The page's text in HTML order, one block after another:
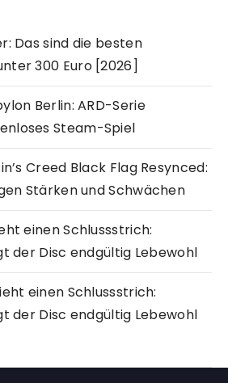
Das sind die besten
300 Euro [2026]
Berlin: ARD-Serie
Steam-Spiel
Creed Black Flag Resynced:
Stärken und Schwächen
einen Schlussstrich:
der Disc endgültig Lebewohl
einen Schlussstrich:
der Disc endgültig Lebewohl